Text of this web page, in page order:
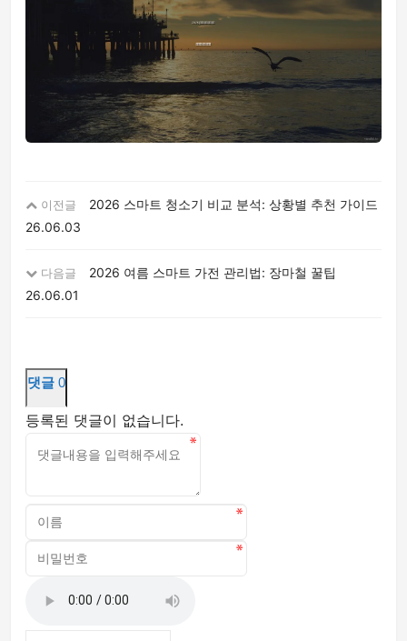
이전글
2026 스마트 청소기 비교 분석: 상황별 추천 가이드
26.06.03
다음글
2026 여름 스마트 가전 관리법: 장마철 꿀팁
26.06.01
댓글 0
등록된 댓글이 없습니다.